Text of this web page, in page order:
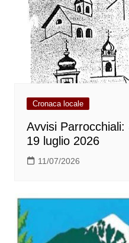
Cronaca locale
Avvisi Parrocchiali:
19 luglio 2026
11/07/2026